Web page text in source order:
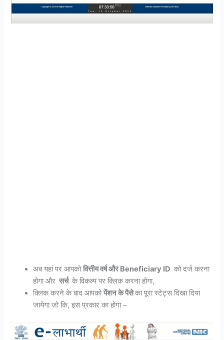
अब यहां पर आपकोवित्तीय वर्ष और Beneficiary ID को दर्ज करना
होगा और सर्च के विकल्प पर क्लिक करना होगा,
क्लिक करने के बाद आपकोपेंशन के पैसेका पूरा स्टेट्स दिखा दिया
जायेगा जो कि, इस प्रकार का होगा –